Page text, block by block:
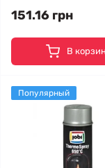
151.16 грн
В
Популярный